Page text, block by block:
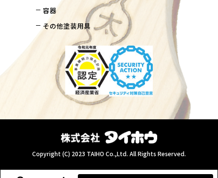
容器
その他塗装用具
Copyright (C) 2023 TAIHO Co.,Ltd. All Rights Reserved.